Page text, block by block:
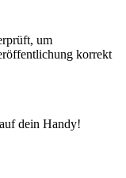
um
korrekt
dein Handy!